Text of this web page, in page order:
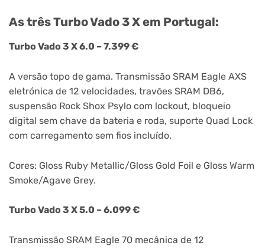
As três Turbo Vado 3 X em Portugal:
Turbo Vado 3 X 6.0 – 7.399 €
A versão topo de gama. Transmissão SRAM Eagle AXS
eletrónica de 12 velocidades, travões SRAM DB6,
suspensão Rock Shox Psylo com lockout, bloqueio
digital sem chave da bateria e roda, suporte Quad Lock
com carregamento sem fios incluído.
Cores: Gloss Ruby Metallic/Gloss Gold Foil e Gloss Warm
Smoke/Agave Grey.
Turbo Vado 3 X 5.0 – 6.099 €
Transmissão SRAM Eagle 70 mecânica de 12